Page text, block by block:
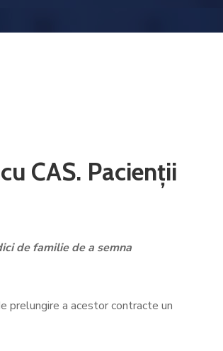
CAS. Pacienții
de familie de a semna
prelungire a acestor contracte un